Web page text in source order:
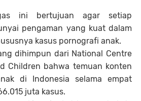
ini bertujuan agar setiap
pengaman yang kuat dalam
kasus pornografi anak.
dihimpun dari National Centre
Children bahwa temuan konten
di Indonesia selama empat
juta kasus.